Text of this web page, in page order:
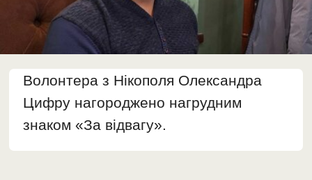
Волонтера з Нікополя Олександра
Цифру нагороджено нагрудним
знаком «За відвагу».